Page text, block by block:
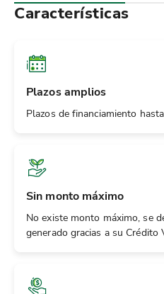
Características
Plazos amplios
Plazos de financiamiento
Sin monto máximo
No existe monto máximo, se
generado gracias a su Crédito